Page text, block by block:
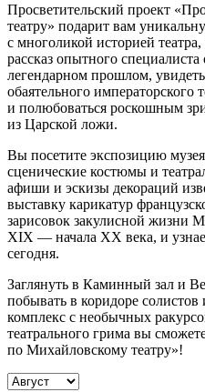
Просветительский проект
театру» подарит вам
с многоликой историей
рассказ опытного
легендарном прошлом,
обаятельного императорского
и полюбоваться роскошным
из Царской ложи.
Вы посетите экспозицию
сценические костюмы и
афиши и эскизы декораций
выставку карикатур
зарисовок закулисной жизни
XIX — начала XX века, и
сегодня.
Заглянуть в Каминный зал и
побывать в коридоре солистов
комплекс с необычных
театрального грима вы
по Михайловскому театру»!